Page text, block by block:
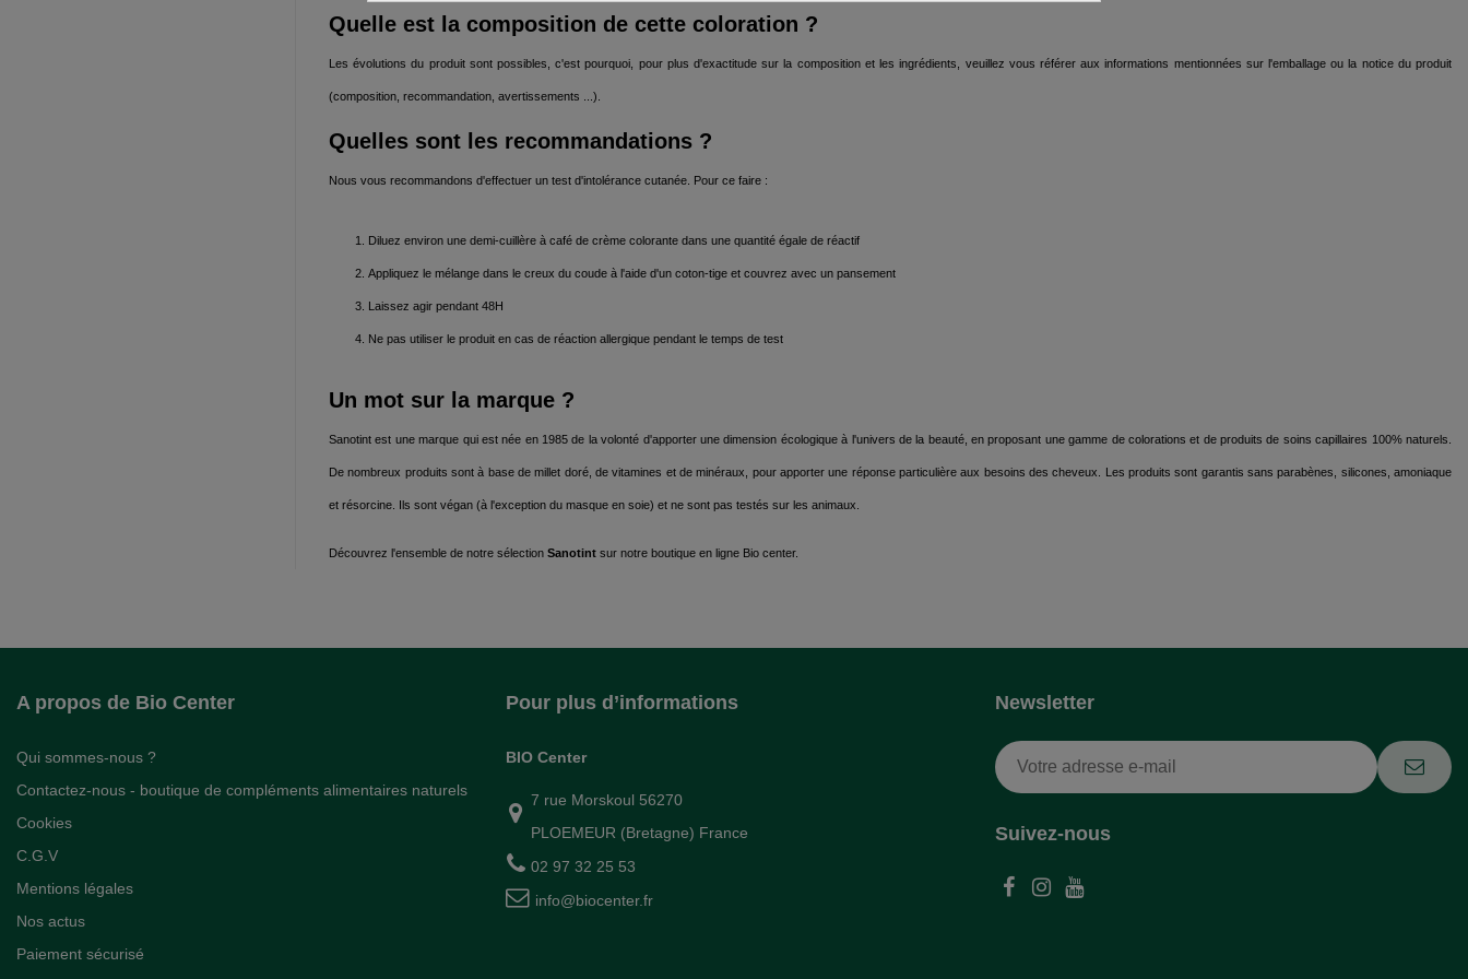
Quelle est la composition de cette coloration ?
Les évolutions du produit sont possibles, c'est pourquoi, pour plus d'exactitude sur la composition et les ingrédients, veuillez vous référer aux informations mentionnées sur l'emballage ou la notice du produit
(composition, recommandation, avertissements ...).
Quelles sont les recommandations ?
Nous vous recommandons d'effectuer un test d'intolérance cutanée. Pour ce faire :
Diluez environ une demi-cuillère à café de crème colorante dans une quantité égale de réactif
Appliquez le mélange dans le creux du coude à l'aide d'un coton-tige et couvrez avec un pansement
Laissez agir pendant 48H
Ne pas utiliser le produit en cas de réaction allergique pendant le temps de test
Un mot sur la marque ?
Sanotint est une marque qui est née en 1985 de la volonté d'apporter une dimension écologique à l'univers de la beauté, en proposant une gamme de colorations et de produits de soins capillaires 100% naturels.
De nombreux produits sont à base de millet doré, de vitamines et de minéraux, pour apporter une réponse particulière aux besoins des cheveux. Les produits sont garantis sans parabènes, silicones, amoniaque
et résorcine. Ils sont végan (à l'exception du masque en soie) et ne sont pas testés sur les animaux.
Découvrez l'ensemble de notre sélection Sanotint sur notre boutique en ligne Bio center.
A propos de Bio Center
Qui sommes-nous ?
Contactez-nous - boutique de compléments alimentaires naturels
Cookies
C.G.V
Mentions légales
Nos actus
Paiement sécurisé
Pour plus d’informations
BIO Center
7 rue Morskoul 56270
PLOEMEUR (Bretagne) France
02 97 32 25 53
info@biocenter.fr
Suivez-nous
Newsletter